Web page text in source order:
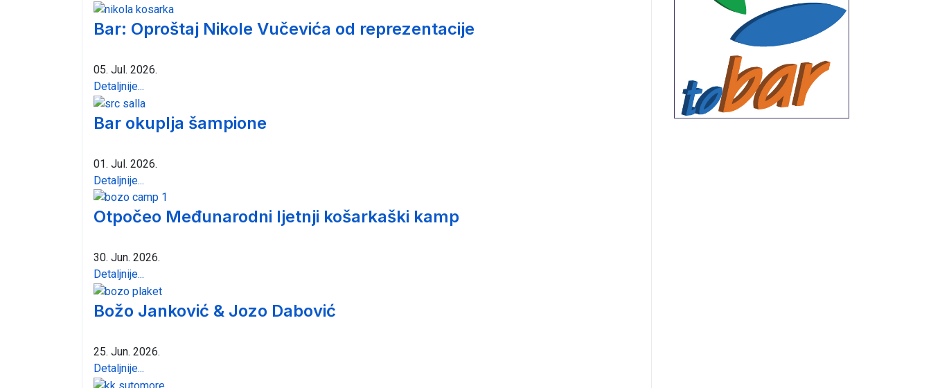
Bar: Oproštaj Nikole Vučevića od reprezentacije
05. Jul. 2026.
Detaljnije...
Bar okuplja šampione
01. Jul. 2026.
Detaljnije...
Otpočeo Međunarodni ljetnji košarkaški kamp
30. Jun. 2026.
Detaljnije...
Božo Janković & Jozo Dabović
25. Jun. 2026.
Detaljnije...